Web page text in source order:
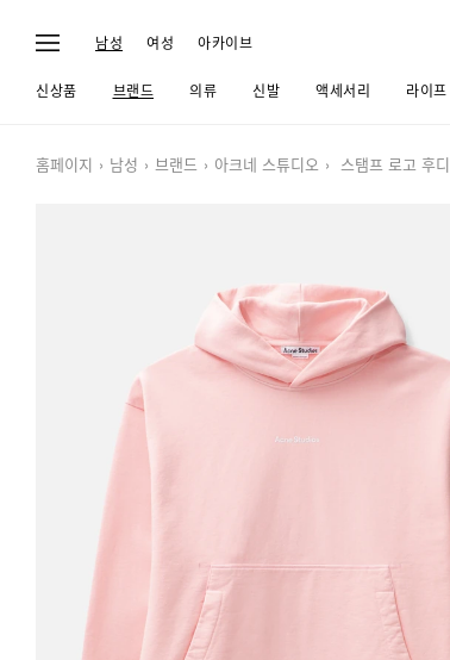
남성 여성 아카이브
신상품 브랜드 의류 신발 액세서리 라이프
홈페이지 남성 브랜드 아크네 스튜디오 스탬프 로고 후디